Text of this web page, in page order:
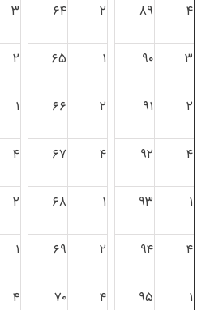
۴ ۸۹ ۲ ۶۴ ۳
۳ ۹۰ ۱ ۶۵ ۲
۲ ۹۱ ۲ ۶۶ ۱
۴ ۹۲ ۴ ۶۷ ۴
۱ ۹۳ ۱ ۶۸ ۲
۴ ۹۴ ۲ ۶۹ ۱
۱ ۹۵ ۴ ۷۰ ۴